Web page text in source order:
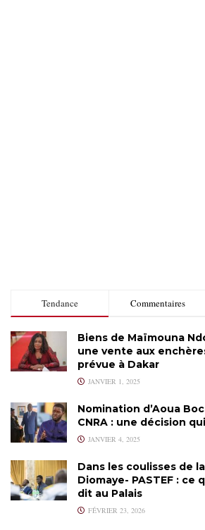
Tendance Commentaires
Biens de Maïmouna
une vente aux
prévue à Dakar
JANVIER 1, 2025
Nomination d’Aoua
CNRA : une décision
JANVIER 4, 2025
Dans les coulisses de
Diomaye- PASTEF : ce
dit au Palais
FÉVRIER 23, 2026